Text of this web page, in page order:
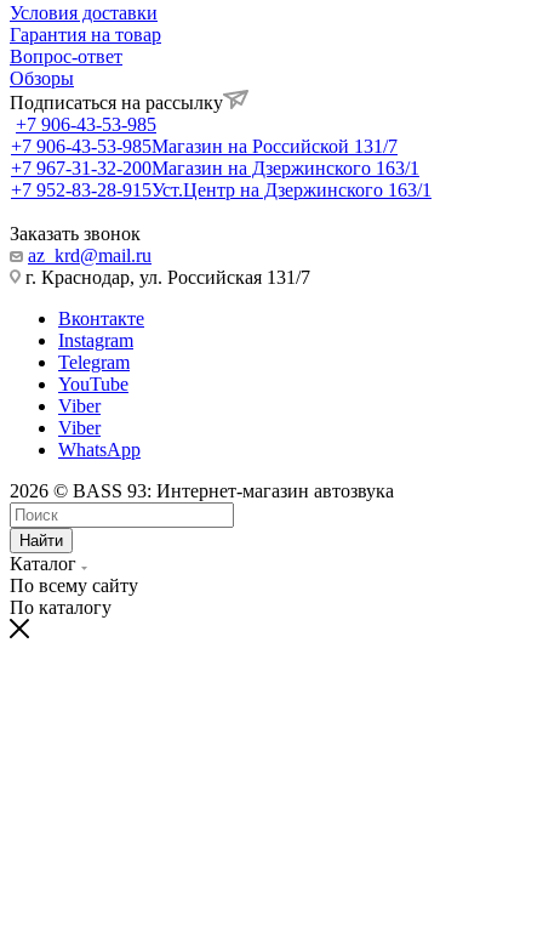
Условия доставки
Гарантия на товар
Вопрос-ответ
Обзоры
Подписаться на рассылку
+7 906-43-53-985
+7 906-43-53-985Магазин на Российской 131/7
+7 967-31-32-200Магазин на Дзержинского 163/1
+7 952-83-28-915Уст.Центр на Дзержинского 163/1
Заказать звонок
az_krd@mail.ru
г. Краснодар, ул. Российская 131/7
Вконтакте
Instagram
Telegram
YouTube
Viber
Viber
WhatsApp
2026 © BASS 93: Интернет-магазин автозвука
Найти
Каталог
По всему сайту
По каталогу